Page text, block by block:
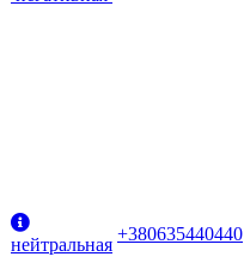
нейтральная
+380635440440